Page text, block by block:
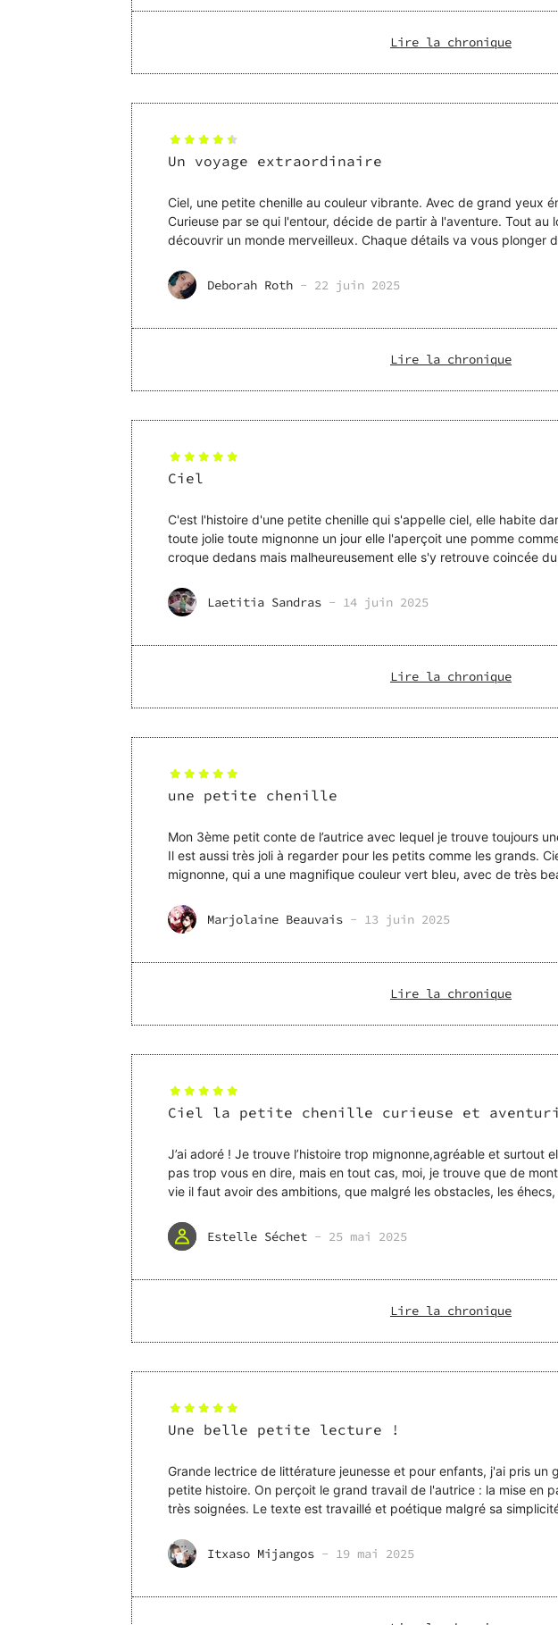
Lire la chronique
Un voyage extraordinaire
Ciel, une petite chenille au couleur vibrante. Avec de grand yeux
Curieuse par se qui l'entour, décide de partir à l'aventure. Tout au long de l'histoire elle va
découvrir un monde merveilleux. Chaque détails va vous plonger
Deborah Roth - 22 juin 2025
Lire la chronique
Ciel
C'est l'histoire d'une petite chenille qui s'appelle ciel, elle habite
toute jolie toute mignonne un jour elle l'aperçoit une pomme
croque dedans mais malheureusement elle s'y retrouve coincée
Laetitia Sandras - 14 juin 2025
Lire la chronique
une petite chenille
Mon 3ème petit conte de l’autrice avec lequel je trouve toujours
Il est aussi très joli à regarder pour les petits comme les grands. Ciel est une petite chenille toute
Marjolaine Beauvais - 13 juin 2025
Lire la chronique
Ciel la petite chenille curieuse et
J’ai adoré ! Je trouve l’histoire trop mignonne,agréable et surtout
pas trop vous en dire, mais en tout cas, moi, je trouve que de
vie il faut avoir des ambitions, que malgré les obstacles, les
Estelle Séchet - 25 mai 2025
Lire la chronique
Une belle petite lecture !
Grande lectrice de littérature jeunesse et pour enfants, j'ai pris un
petite histoire. On perçoit le grand travail de l'autrice : la mise en
très soignées. Le texte est travaillé et poétique malgré sa
Itxaso Mijangos - 19 mai 2025